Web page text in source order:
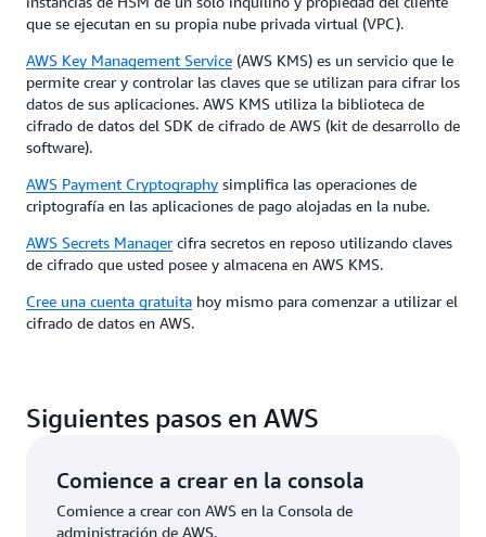
que se ejecutan en su propia nube privada virtual (VPC).
AWS Key Management Service (AWS KMS) es un servicio que le
permite crear y controlar las claves que se utilizan para cifrar los
datos de sus aplicaciones. AWS KMS utiliza la biblioteca de
cifrado de datos del SDK de cifrado de AWS (kit de desarrollo de
software).
AWS Payment Cryptography simplifica las operaciones de
criptografía en las aplicaciones de pago alojadas en la nube.
AWS Secrets Manager cifra secretos en reposo utilizando claves
de cifrado que usted posee y almacena en AWS KMS.
Cree una cuenta gratuita hoy mismo para comenzar a utilizar el
cifrado de datos en AWS.
Siguientes pasos en AWS
Comience a crear en la consola
Comience a crear con AWS en la Consola de
administración de AWS.